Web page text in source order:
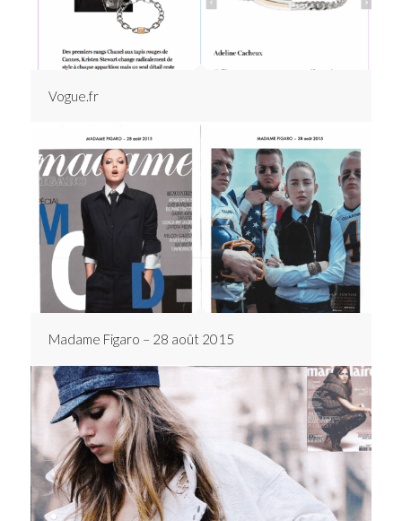
Vogue.fr
Madame Figaro – 28 août 2015